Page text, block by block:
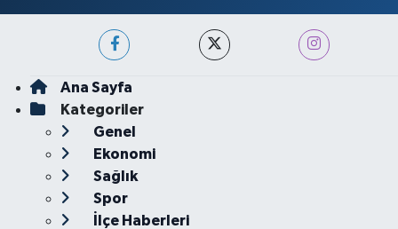
Ana Sayfa
Kategoriler
Genel
Ekonomi
Sağlık
Spor
İlçe Haberleri